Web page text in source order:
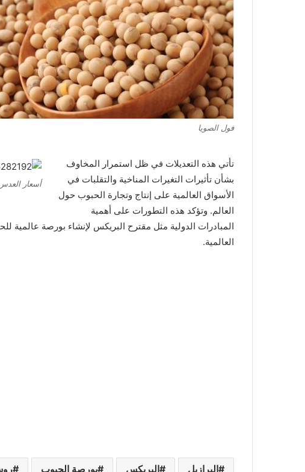
فول الصويا
أسعار
تأتي هذه التعديلات في ظل استمرار المخاوف
بشأن تأثيرات التغيرات المناخية والتقلبات في
الأسواق العالمية على إنتاج وتجارة الحبوب حول
العالم. وتؤكد هذه التطورات على أهمية
المبادرات الدولية مثل مقترح البريكس لإنشاء بورصة عالمية
العالمية.
البرازيل البريكس بورصة الحبوب